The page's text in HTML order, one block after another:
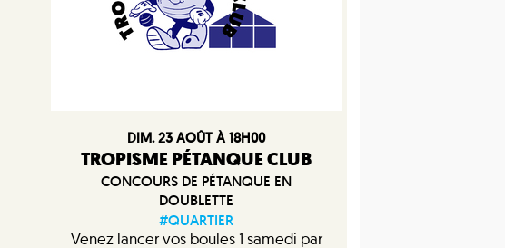
DIM. 23 AOÛT À 18H00
TROPISME PÉTANQUE CLUB
CONCOURS DE PÉTANQUE EN
DOUBLETTE
#QUARTIER
Venez lancer vos boules 1 samedi par